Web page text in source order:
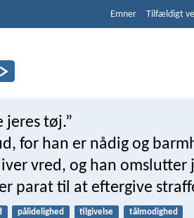
Emner Tilfældigt
jeres tøj.”
for han er nådig og
vred, og han omslutter
parat til at eftergive
pålidelighed tilgivelse tålmodighed